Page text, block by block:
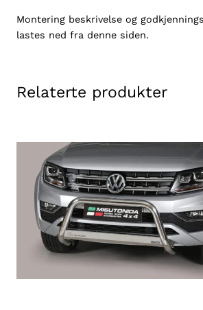
1
0
1
7
m
Montering beskrivelse og
lastes ned fra denne siden.
Relaterte produkter